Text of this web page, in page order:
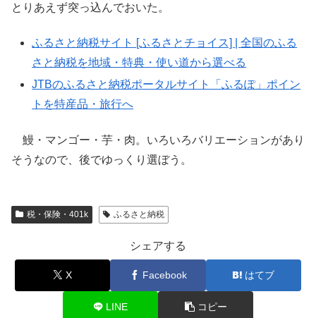
とりあえず突っ込んでおいた。
ふるさと納税サイト [ふるさとチョイス] | 全国のふる
さと納税を地域・特典・使い道から選べる
JTBのふるさと納税ポータルサイト「ふるぽ」ポイン
トを特産品・旅行へ
鰻・マンゴー・芋・肉。いろいろバリエーションがあり
そうなので、後でゆっくり選ぼう。
税・保険・401k ふるさと納税
シェアする
X Facebook はてブ
LINE コピー